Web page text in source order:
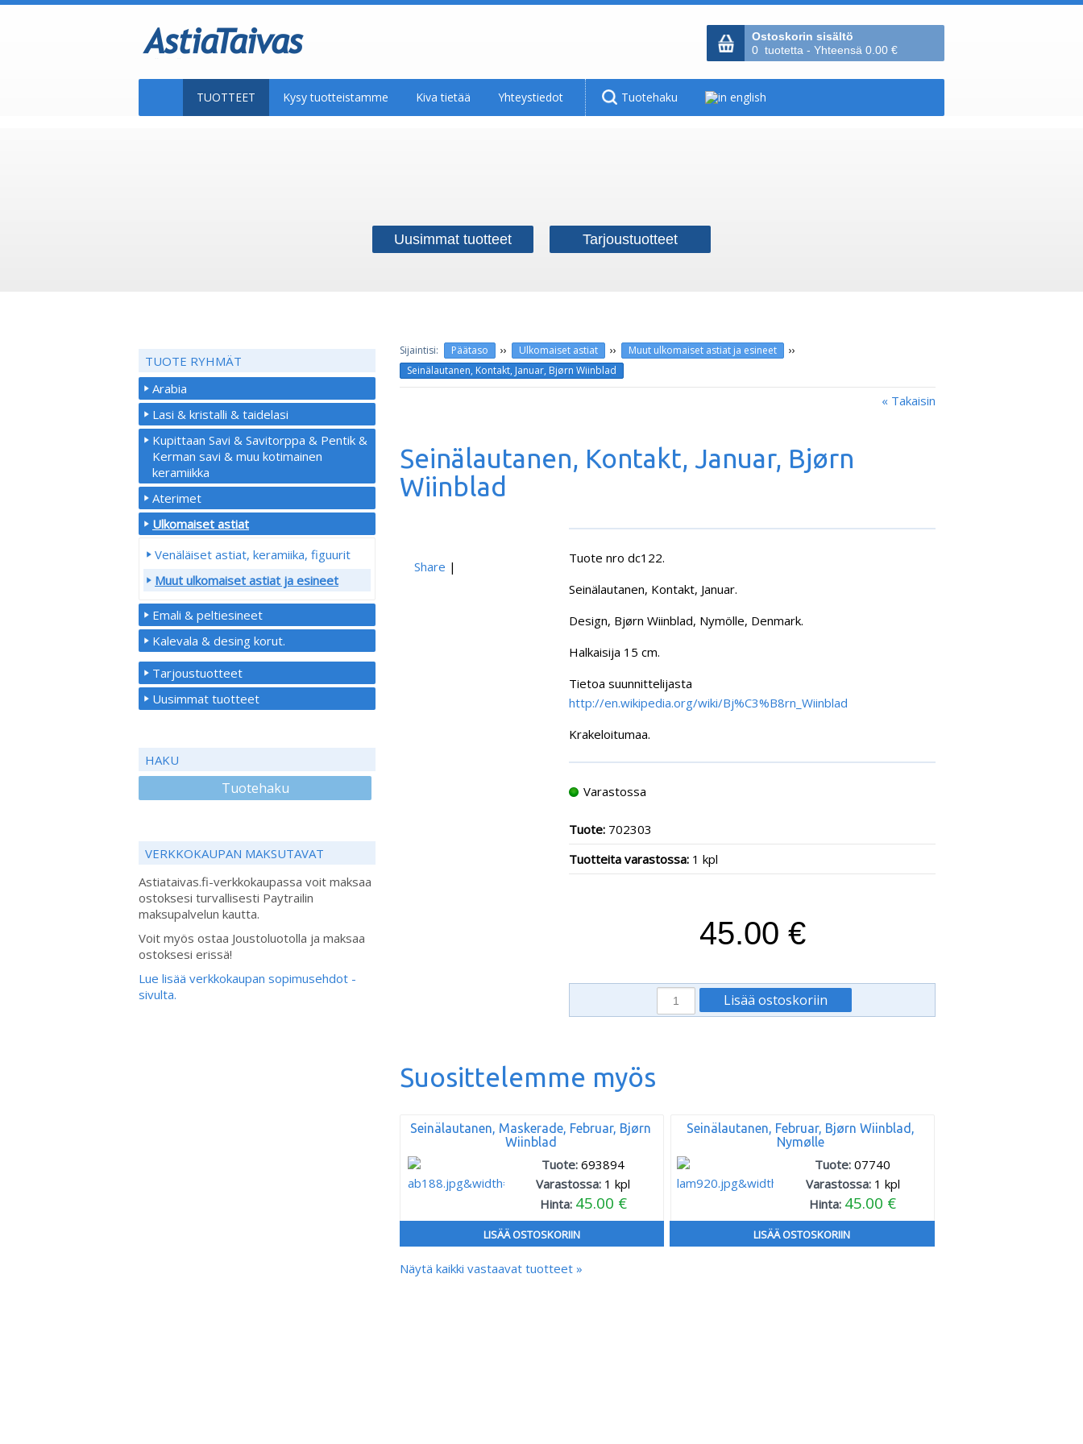
Ostoskorin sisältö
0 tuotetta - Yhteensä 0.00 €
TUOTTEET Kysy tuotteistamme Kiva tietää Yhteystiedot Tuotehaku
Uusimmat tuotteet Tarjoustuotteet
Päätaso ›› Ulkomaiset astiat ›› Muut ulkomaiset astiat ja esineet ››
Seinälautanen, Kontakt, Januar, Bjørn Wiinblad
« Takaisin
Seinälautanen, Kontakt, Januar, Bjørn
Wiinblad
Share |
Tuote nro dc122.
Seinälautanen, Kontakt, Januar.
Design, Bjørn Wiinblad, Nymölle, Denmark.
Halkaisija 15 cm.
Tietoa suunnittelijasta
http://en.wikipedia.org/wiki/Bj%C3%B8rn_Wiinblad
Krakeloitumaa.
Varastossa
Tuote: 702303
Tuotteita varastossa: 1 kpl
45.00 €
Suosittelemme myös
Seinälautanen, Maskerade, Februar, Bjørn
Wiinblad
Tuote:693894
Varastossa: 1 kpl
Hinta: 45.00 €
LISÄÄ OSTOSKORIIN
Seinälautanen, Februar, Bjørn Wiinblad,
Nymølle
Tuote:07740
Varastossa: 1 kpl
Hinta: 45.00 €
LISÄÄ OSTOSKORIIN
Näytä kaikki vastaavat tuotteet »
TUOTE RYHMÄT
Arabia
Lasi & kristalli & taidelasi
Kupittaan Savi & Savitorppa & Pentik &
Kerman savi & muu kotimainen
keramiikka
Aterimet
Ulkomaiset astiat
Venäläiset astiat, keramiika, figuurit
Muut ulkomaiset astiat ja esineet
Emali & peltiesineet
Kalevala & desing korut.
Tarjoustuotteet
Uusimmat tuotteet
HAKU
Tuotehaku
VERKKOKAUPAN MAKSUTAVAT
Astiataivas.fi-verkkokaupassa voit maksaa
ostoksesi turvallisesti Paytrailin
maksupalvelun kautta.
Voit myös ostaa Joustoluotolla ja maksaa
ostoksesi erissä!
Lue lisää verkkokaupan sopimusehdot -
sivulta.